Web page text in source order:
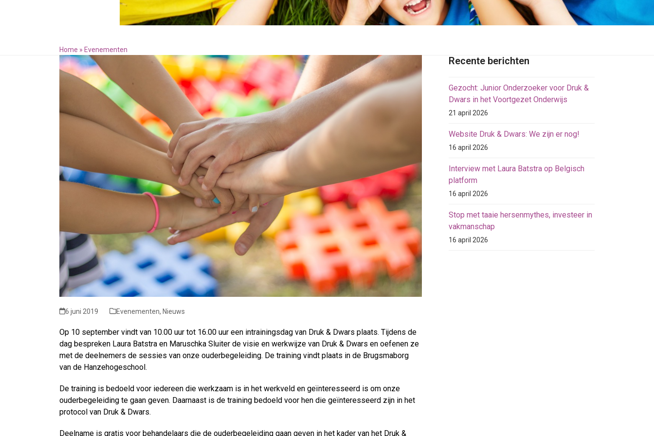
Home » Evenementen
6 juni 2019 Evenementen, Nieuws
Op 10 september vindt van 10.00 uur tot 16.00 uur een intrainingsdag van Druk & Dwars plaats. Tijdens de
dag bespreken Laura Batstra en Maruschka Sluiter de visie en werkwijze van Druk & Dwars en oefenen ze
met de deelnemers de sessies van onze ouderbegeleiding. De training vindt plaats in de Brugsmaborg
van de Hanzehogeschool.
De training is bedoeld voor iedereen die werkzaam is in het werkveld en geïnteresseerd is om onze
ouderbegeleiding te gaan geven. Daarnaast is de training bedoeld voor hen die geïnteresseerd zijn in het
protocol van Druk & Dwars.
Deelname is gratis voor behandelaars die de ouderbegeleiding gaan geven in het kader van het Druk &
Recente berichten
Gezocht: Junior Onderzoeker voor Druk &
Dwars in het Voortgezet Onderwijs
21 april 2026
Website Druk & Dwars: We zijn er nog!
16 april 2026
Interview met Laura Batstra op Belgisch
platform
16 april 2026
Stop met taaie hersenmythes, investeer in
vakmanschap
16 april 2026